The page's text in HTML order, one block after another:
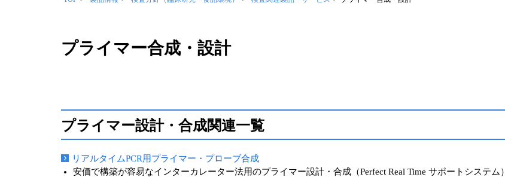
プライマー合成・設計
プライマー設計・合成関連一覧
リアルタイムPCR用プライマー・プローブ合成
安価で構築が容易なインターカレーター法用のプライマー設計・合成（Perfect Real Time サポートシステム）